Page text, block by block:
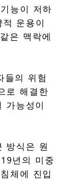
능이 저하
운용이
은 맥락에
들의 위험
로 해결한
가능성이
방식은 원
년의 미중
체에 진입